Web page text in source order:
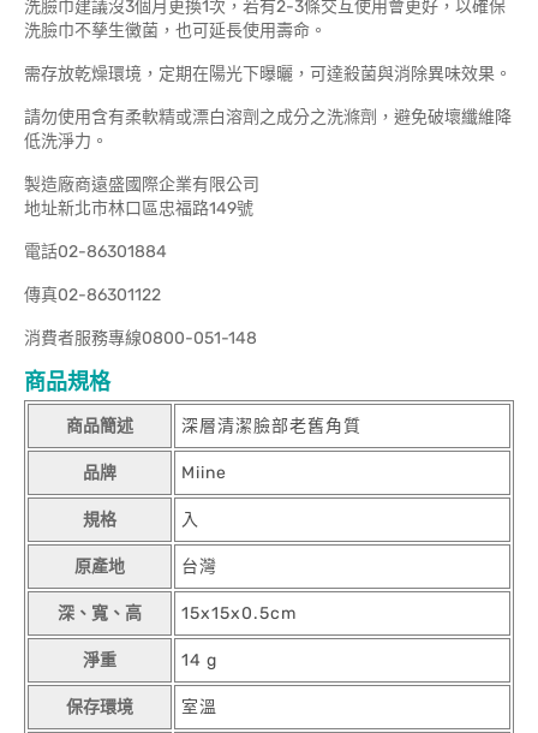
洗臉巾建議沒3個月更換1次，若有2-3條交互使用會更好，以確保
洗臉巾不孳生黴菌，也可延長使用壽命。
需存放乾燥環境，定期在陽光下曝曬，可達殺菌與消除異味效果。
請勿使用含有柔軟精或漂白溶劑之成分之洗滌劑，避免破壞纖維降
低洗淨力。
製造廠商遠盛國際企業有限公司
地址新北市林口區忠福路149號
電話02-86301884
傳真02-86301122
消費者服務專線0800-051-148
商品規格
商品簡述 深層清潔臉部老舊角質
品牌 Miine
規格 入
原產地 台灣
深、寬、高 15x15x0.5cm
淨重 14 g
保存環境 室溫